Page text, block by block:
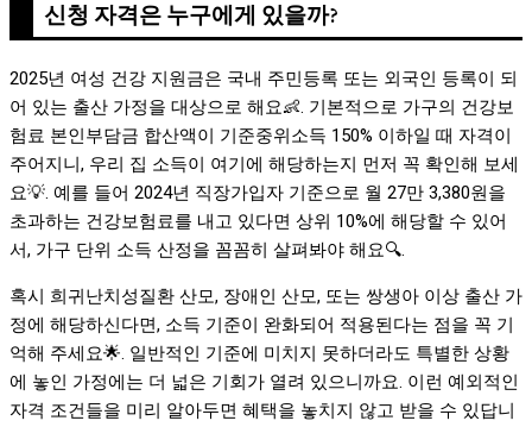
신청 자격은 누구에게 있을까?
2025년 여성 건강 지원금은 국내 주민등록 또는 외국인 등록이 되
어 있는 출산 가정을 대상으로 해요👶. 기본적으로 가구의 건강보
험료 본인부담금 합산액이 기준중위소득 150% 이하일 때 자격이
주어지니, 우리 집 소득이 여기에 해당하는지 먼저 꼭 확인해 보세
요💡. 예를 들어 2024년 직장가입자 기준으로 월 27만 3,380원을
초과하는 건강보험료를 내고 있다면 상위 10%에 해당할 수 있어
서, 가구 단위 소득 산정을 꼼꼼히 살펴봐야 해요🔍.
혹시 희귀난치성질환 산모, 장애인 산모, 또는 쌍생아 이상 출산 가
정에 해당하신다면, 소득 기준이 완화되어 적용된다는 점을 꼭 기
억해 주세요🌟. 일반적인 기준에 미치지 못하더라도 특별한 상황
에 놓인 가정에는 더 넓은 기회가 열려 있으니까요. 이런 예외적인
자격 조건들을 미리 알아두면 혜택을 놓치지 않고 받을 수 있답니